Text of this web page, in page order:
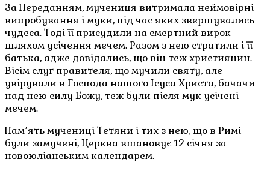
За Переданням, мучениця витримала неймовірні
випробування і муки, під час яких звершувались
чудеса. Тоді її присудили на смертний вирок
шляхом усічення мечем. Разом з нею стратили і її
батька, адже довідались, що він теж християнин.
Вісім слуг правителя, що мучили святу, але
увірували в Господа нашого Ісуса Христа, бачачи
над нею силу Божу, теж були після мук усічені
мечем.
Пам՚ять мучениці Тетяни і тих з нею, що в Римі
були замучені, Церква вшановує 12 січня за
новоюліанським календарем.